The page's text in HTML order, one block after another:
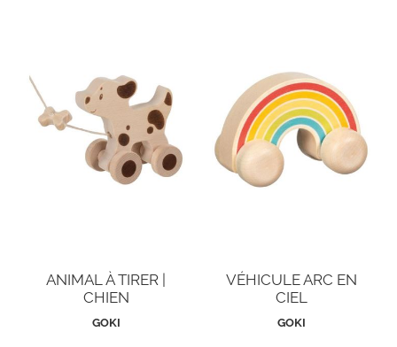
ANIMAL À TIRER |
CHIEN
GOKI
VÉHICULE ARC EN
CIEL
GOKI